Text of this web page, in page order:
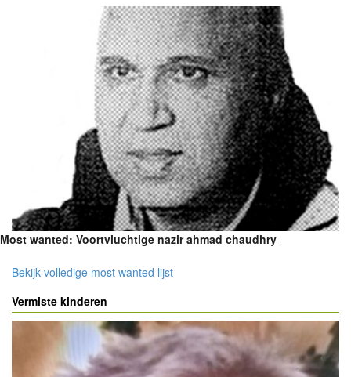
Most wanted: Voortvluchtige nazir ahmad chaudhry
Bekijk volledige most wanted lijst
Vermiste kinderen